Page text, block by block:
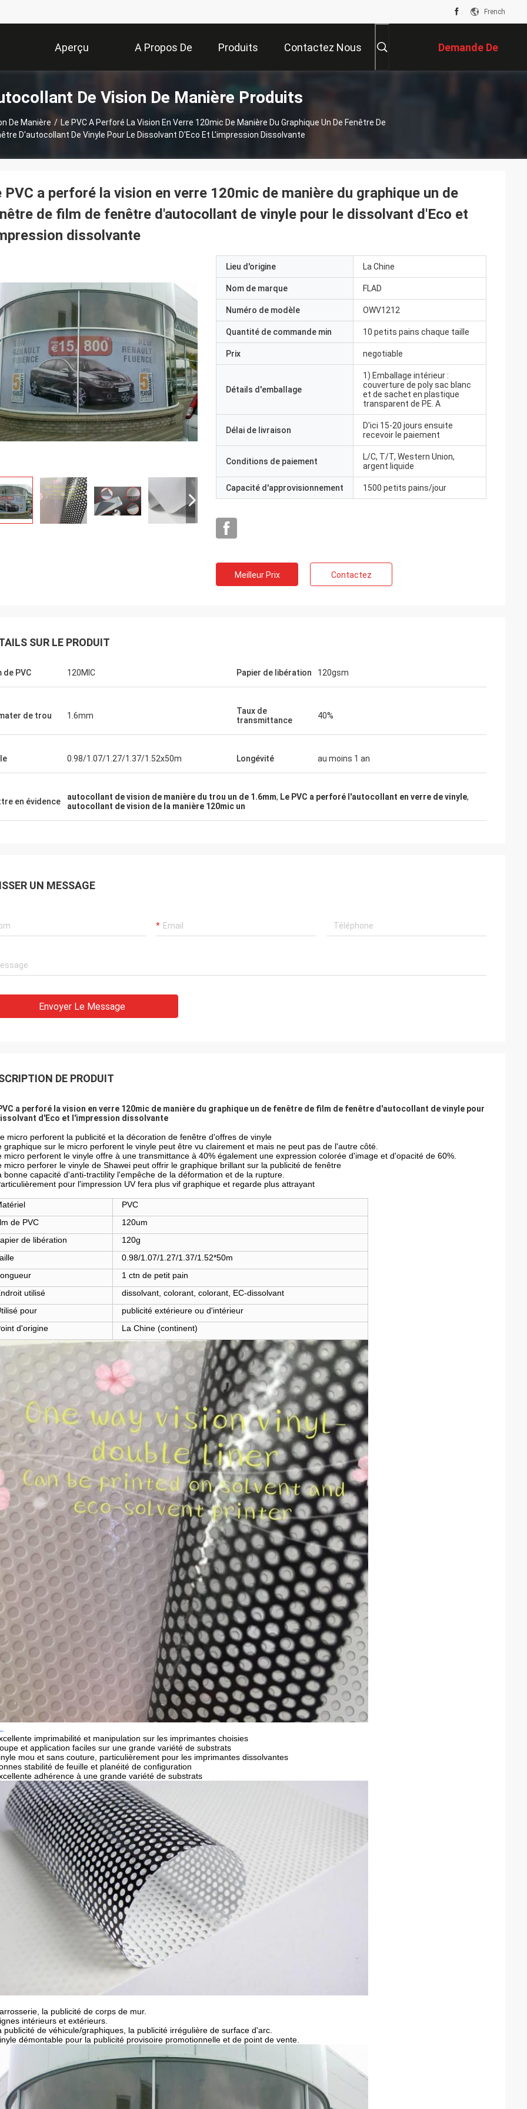
French
Aperçu A Propos De
Nous
Produits Contactez Nous Demande De
Soumission
De Vision De Manière Produits
De Manière / Le PVC A Perforé La Vision En Verre 120mic De Manière Du Graphique Un De Fenêtre De
D'autocollant De Vinyle Pour Le Dissolvant D'Eco Et L'impression Dissolvante
PVC a perforé la vision en verre 120mic de manière du graphique un de
de film de fenêtre d'autocollant de vinyle pour le dissolvant d'Eco et
dissolvante
Lieu d'origine La Chine
Nom de marque FLAD
Numéro de modèle OWV1212
Quantité de commande min 10 petits pains chaque taille
Prix negotiable
Détails d'emballage
1) Emballage intérieur :
couverture de poly sac blanc
et de sachet en plastique
transparent de PE. A
Délai de livraison
D'ici 15-20 jours ensuite
recevoir le paiement
Conditions de paiement
L/C, T/T, Western Union,
argent liquide
Capacité d'approvisionnement 1500 petits pains/jour
Meilleur Prix Contactez
SUR LE PRODUIT
de PVC 120MIC Papier de libération 120gsm
de trou 1.6mm
Taux de
transmittance
40%
0.98/1.07/1.27/1.37/1.52x50m Longévité au moins 1 an
en évidence autocollant de vision de manière du trou un de 1.6mm, Le PVC a perforé l'autocollant en verre de vinyle,
autocollant de vision de la manière 120mic un
UN MESSAGE
Envoyer Le Message
DE PRODUIT
a perforé la vision en verre 120mic de manière du graphique un de fenêtre de film de fenêtre d'autocollant de vinyle pour
d'Eco et l'impression dissolvante
micro perforent la publicité et la décoration de fenêtre d'offres de vinyle
graphique sur le micro perforent le vinyle peut être vu clairement et mais ne peut pas de l'autre côté.
micro perforent le vinyle offre à une transmittance à 40% également une expression colorée d'image et d'opacité de 60%.
micro perforer le vinyle de Shawei peut offrir le graphique brillant sur la publicité de fenêtre
bonne capacité d'anti-tractility l'empêche de la déformation et de la rupture.
pour l'impression UV fera plus vif graphique et regarde plus attrayant
PVC
de PVC
120um
de libération
120g
0.98/1.07/1.27/1.37/1.52*50m
1 ctn de petit pain
utilisé
dissolvant, colorant, colorant, EC-dissolvant
pour
publicité extérieure ou d'intérieur
d'origine
La Chine (continent)
:
imprimabilité et manipulation sur les imprimantes choisies
et application faciles sur une grande variété de substrats
mou et sans couture, particulièrement pour les imprimantes dissolvantes
stabilité de feuille et planéité de configuration
adhérence à une grande variété de substrats
la publicité de corps de mur.
intérieurs et extérieurs.
publicité de véhicule/graphiques, la publicité irrégulière de surface d'arc.
démontable pour la publicité provisoire promotionnelle et de point de vente